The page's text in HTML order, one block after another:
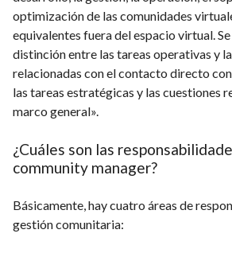
optimización de las comunidades
equivalentes fuera del espacio virtual. Se
distinción entre las tareas operativas y
relacionadas con el contacto directo
las tareas estratégicas y las cuestiones
marco general».
¿Cuáles son las
community manager?
Básicamente, hay cuatro áreas de
gestión comunitaria: